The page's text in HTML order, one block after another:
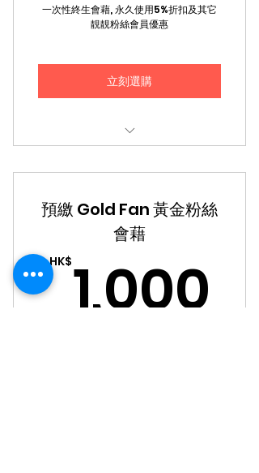
一次性終生會藉, 永久使用5%折扣及其它
靚靚粉絲會員優惠
立刻選購
賬
折扣可與其它優惠同時使用, 最高可
達40%
其它查詢, 請聯絡客戶服務專線
Whatsapp 6930 8797
購物滿$300免費送貨
預繳 Gold Fan 黃金粉絲
會藉
HK$1,000